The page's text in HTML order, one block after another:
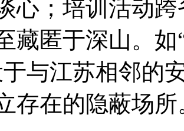
心；培训活动
藏匿于深山。
与江苏相邻的
存在的隐蔽场所